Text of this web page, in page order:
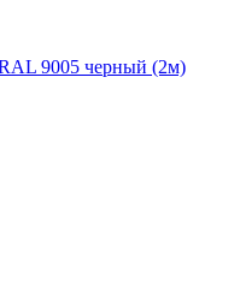
9005 черный (2м)